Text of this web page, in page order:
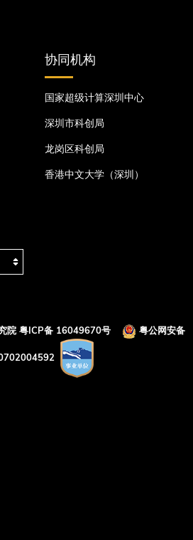
协同机构
国家超级计算深圳中心
深圳市科创局
龙岗区科创局
香港中文大学（深圳）
院 粤ICP备 16049670号 粤公网安备